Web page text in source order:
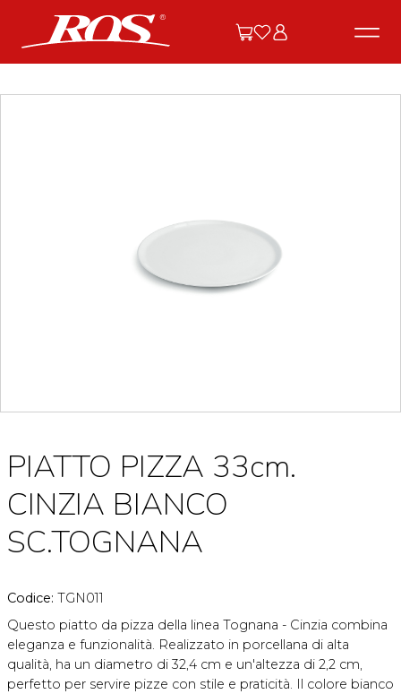
PIATTO PIZZA 33cm.
CINZIA BIANCO
SC.TOGNANA
Codice: TGN011
Questo piatto da pizza della linea Tognana - Cinzia combina
eleganza e funzionalità. Realizzato in porcellana di alta
qualità, ha un diametro di 32,4 cm e un'altezza di 2,2 cm,
perfetto per servire pizze con stile e praticità. Il colore bianco